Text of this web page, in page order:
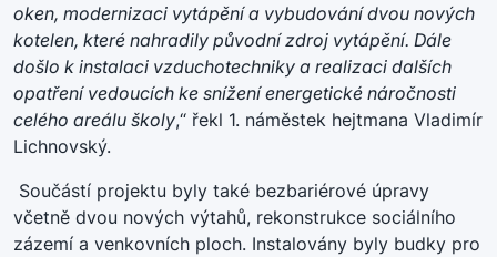
oken, modernizaci vytápění a vybudování dvou nových
kotelen, které nahradily původní zdroj vytápění. Dále
došlo k instalaci vzduchotechniky a realizaci dalších
opatření vedoucích ke snížení energetické náročnosti
celého areálu školy,“ řekl 1. náměstek hejtmana Vladimír
Lichnovský.
Součástí projektu byly také bezbariérové úpravy
včetně dvou nových výtahů, rekonstrukce sociálního
zázemí a venkovních ploch. Instalovány byly budky pro